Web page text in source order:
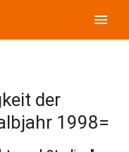
menu
der
1998=